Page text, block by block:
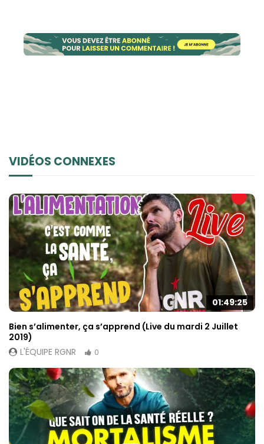
VIDÉOS CONNEXES
01:49:25
Bien s’alimenter, ça s’apprend (Live du mardi 2 Juillet
2019)
L'ÉQUIPE RGNR
0